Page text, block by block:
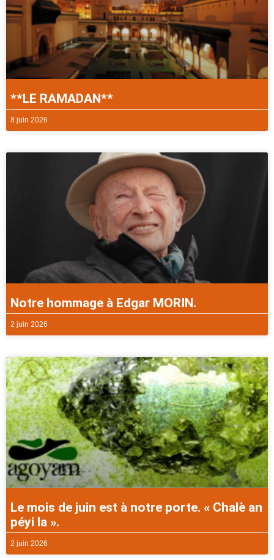
**LE RAMADAN**
8 juin 2026
Notre hommage à Edgar MORIN.
2 juin 2026
Le mois de juin est à notre porte. « Chalè an
péyi la ».
2 juin 2026